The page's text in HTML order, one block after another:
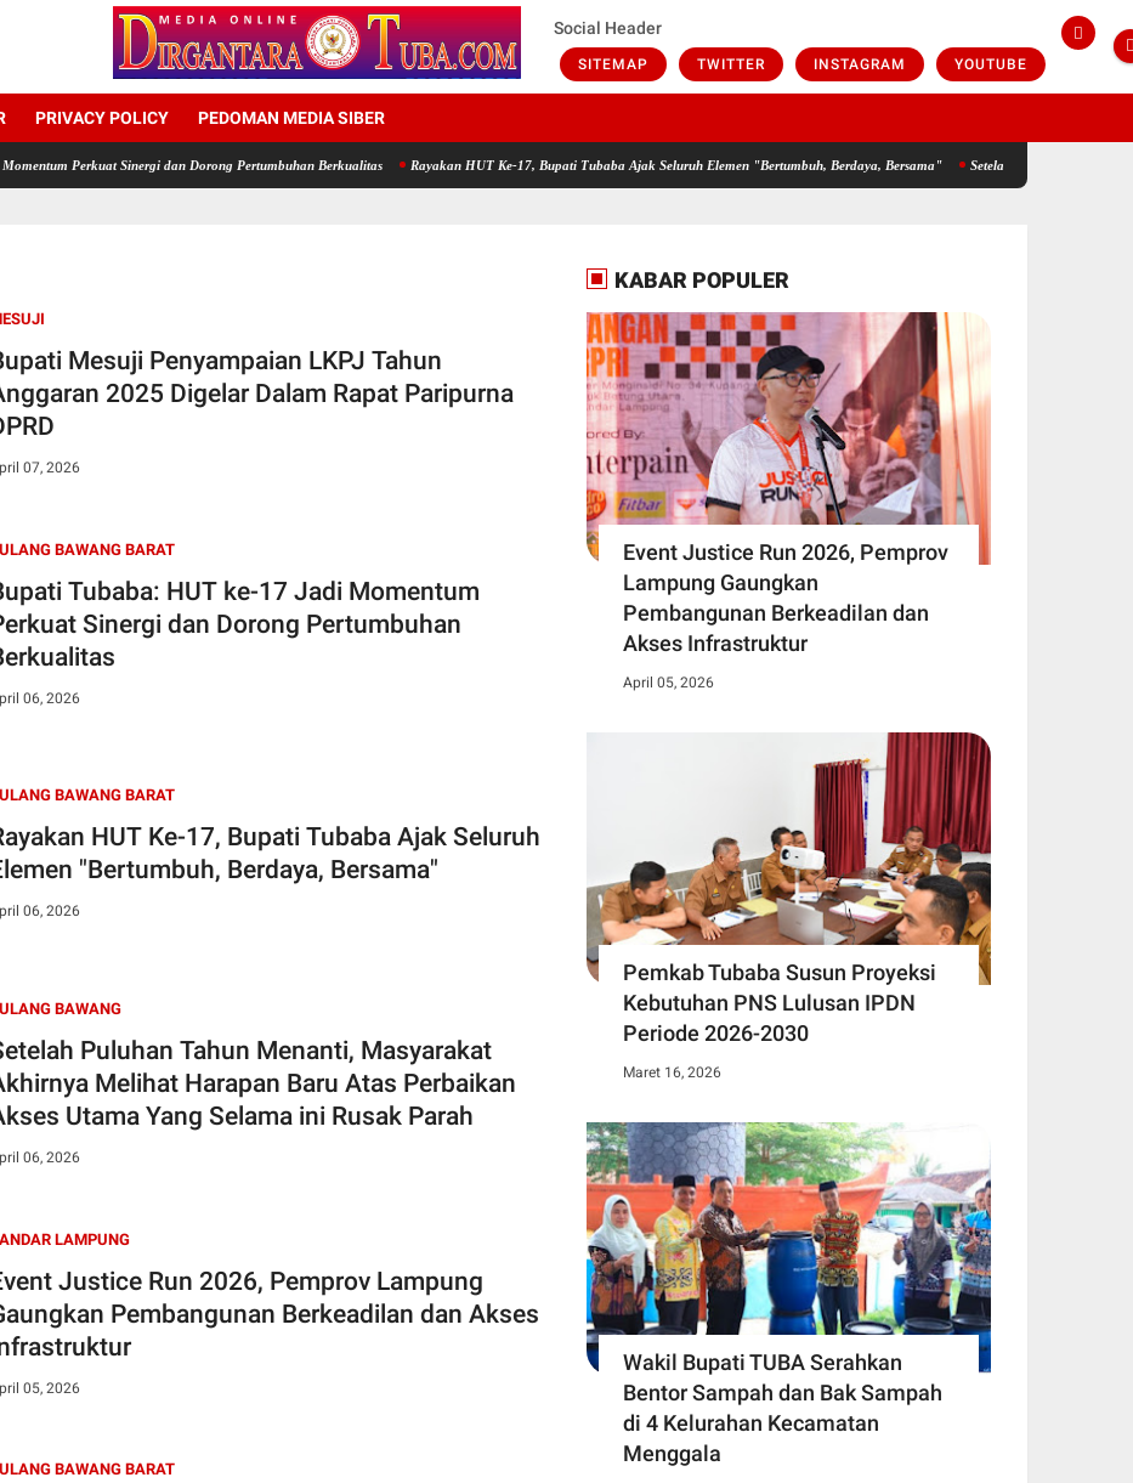
Social Header
SITEMAP TWITTER INSTAGRAM YOUTUBE
PRIVACY POLICY PEDOMAN MEDIA SIBER
Sinergi dan Dorong Pertumbuhan Berkualitas Rayakan HUT Ke-17, Bupati Tubaba Ajak Seluruh Elemen "Bertumbuh, Berdaya, Bersama" Setelah Puluhan Tahun Menanti,
Mesuji Penyampaian LKPJ Tahun
2025 Digelar Dalam Rapat Paripurna
07, 2026
BAWANG BARAT
Tubaba: HUT ke-17 Jadi Momentum
Sinergi dan Dorong Pertumbuhan
06, 2026
BAWANG BARAT
HUT Ke-17, Bupati Tubaba Ajak Seluruh
"Bertumbuh, Berdaya, Bersama"
06, 2026
BAWANG
Puluhan Tahun Menanti, Masyarakat
Melihat Harapan Baru Atas Perbaikan
Utama Yang Selama ini Rusak Parah
06, 2026
LAMPUNG
Justice Run 2026, Pemprov Lampung
Pembangunan Berkeadilan dan Akses
05, 2026
BAWANG BARAT
KABAR POPULER
Event Justice Run 2026, Pemprov
Lampung Gaungkan
Pembangunan Berkeadilan dan
Akses Infrastruktur
April 05, 2026
Pemkab Tubaba Susun Proyeksi
Kebutuhan PNS Lulusan IPDN
Periode 2026-2030
Maret 16, 2026
Wakil Bupati TUBA Serahkan
Bentor Sampah dan Bak Sampah
di 4 Kelurahan Kecamatan
Menggala